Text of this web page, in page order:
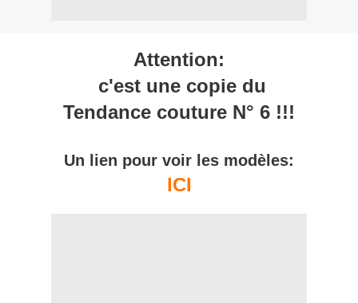
Attention:
c'est une copie du
Tendance couture N° 6 !!!
Un lien pour voir les modèles:
ICI